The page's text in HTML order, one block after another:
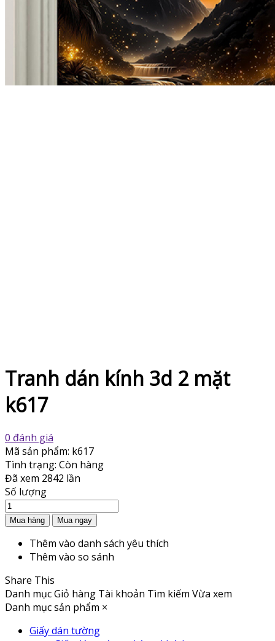
Tranh dán kính 3d 2 mặt
k617
0 đánh giá
Mã sản phẩm: k617
Tình trạng: Còn hàng
Đã xem 2842 lần
Số lượng
Thêm vào danh sách yêu thích
Thêm vào so sánh
Share This
Danh mụcGiỏ hàng Tài khoản Tìm kiếm Vừa xem
Danh mục sản phẩm ×
Giấy dán tường